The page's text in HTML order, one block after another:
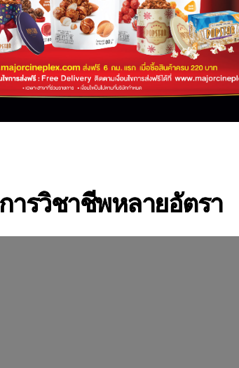
ารวิชาชีพหลายอัตรา